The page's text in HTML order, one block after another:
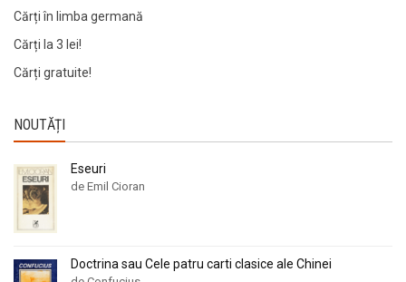
Cărți în limba germană
Cărți la 3 lei!
Cărți gratuite!
NOUTĂȚI
Eseuri
de Emil Cioran
Doctrina sau Cele patru carti clasice ale Chinei